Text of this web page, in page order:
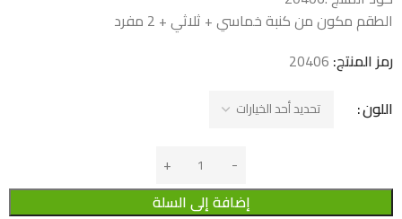
الطقم مكون من كنبة خماسي + ثلاثي + 2 مفرد
رمز المنتج: 20406
اللون
إضافة إلى السلة